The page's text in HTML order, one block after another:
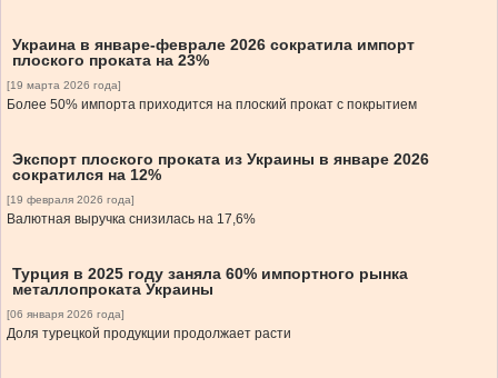
Украина в январе-феврале 2026 сократила импорт
плоского проката на 23%
[19 марта 2026 года]
Более 50% импорта приходится на плоский прокат с покрытием
Экспорт плоского проката из Украины в январе 2026
сократился на 12%
[19 февраля 2026 года]
Валютная выручка снизилась на 17,6%
Турция в 2025 году заняла 60% импортного рынка
металлопроката Украины
[06 января 2026 года]
Доля турецкой продукции продолжает расти